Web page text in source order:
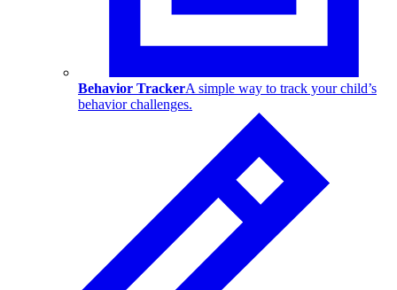
Behavior TrackerA simple way to track your child’s
behavior challenges.